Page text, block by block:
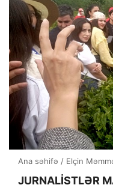
Ana səhifə / Elçin
JURNALİSTLƏR